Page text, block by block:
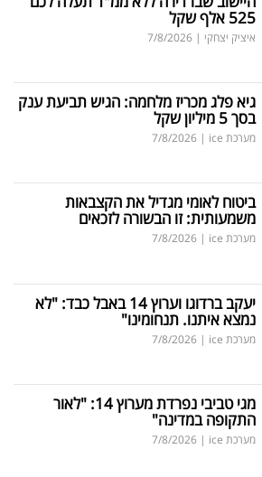
525 אלף שקל
איציק יצחקי |
7/8/2026
גיא פלג מכריז מלחמה: הגיש תביעת ענק
בסך 5 מיליון שקל
מערכת ice |
7/8/2026
ביטוח לאומי מגדיל את הקצבאות
משמעותית: זו הבשורה לזכאים
מערכת ice |
7/8/2026
יעקב ברדוגו וערוץ 14 באבל כבד: "לא
נמצא איתנו. תנחומינו"
מערכת ice |
7/8/2026
מגי טביבי נפרדת מערוץ 14: "לאור
התקופה במדינה"
מערכת ice |
7/8/2026